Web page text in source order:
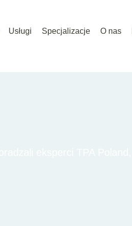
Usługi Specjalizacje O nas